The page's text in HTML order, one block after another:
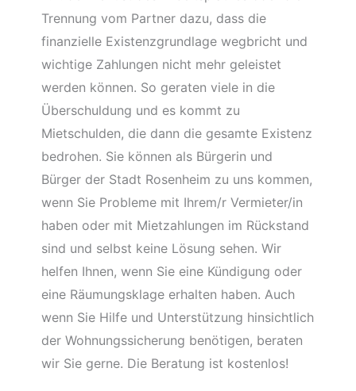
Trennung vom Partner dazu, dass die
finanzielle Existenzgrundlage wegbricht und
wichtige Zahlungen nicht mehr geleistet
werden können. So geraten viele in die
Überschuldung und es kommt zu
Mietschulden, die dann die gesamte Existenz
bedrohen. Sie können als Bürgerin und
Bürger der Stadt Rosenheim zu uns kommen,
wenn Sie Probleme mit Ihrem/r Vermieter/in
haben oder mit Mietzahlungen im Rückstand
sind und selbst keine Lösung sehen. Wir
helfen Ihnen, wenn Sie eine Kündigung oder
eine Räumungsklage erhalten haben. Auch
wenn Sie Hilfe und Unterstützung hinsichtlich
der Wohnungssicherung benötigen, beraten
wir Sie gerne. Die Beratung ist kostenlos!